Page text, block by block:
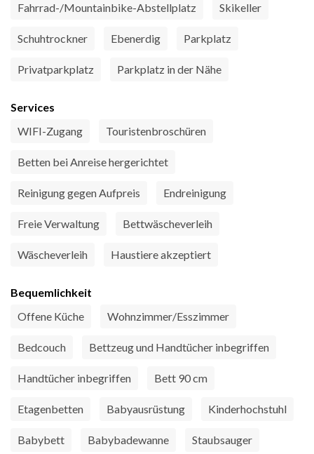
Fahrrad-/Mountainbike-Abstellplatz Skikeller
Schuhtrockner Ebenerdig Parkplatz
Privatparkplatz Parkplatz in der Nähe
Services
WIFI-Zugang
Touristenbroschüren
Betten bei Anreise hergerichtet
Reinigung gegen Aufpreis Endreinigung
Freie Verwaltung Bettwäscheverleih
Wäscheverleih Haustiere akzeptiert
Bequemlichkeit
Offene Küche
Wohnzimmer/Esszimmer
Bedcouch Bettzeug und Handtücher inbegriffen
Handtücher inbegriffen Bett 90 cm
Etagenbetten Babyausrüstung Kinderhochstuhl
Babybett Babybadewanne Staubsauger